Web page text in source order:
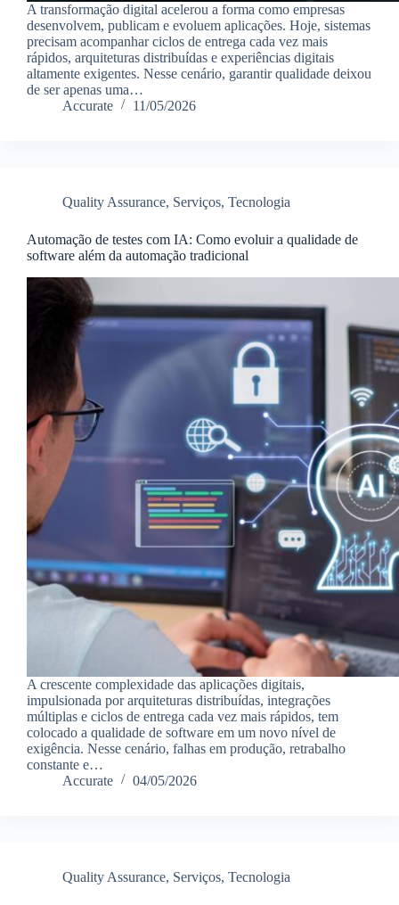
A transformação digital acelerou a forma como empresas
desenvolvem, publicam e evoluem aplicações. Hoje, sistemas
precisam acompanhar ciclos de entrega cada vez mais
rápidos, arquiteturas distribuídas e experiências digitais
altamente exigentes. Nesse cenário, garantir qualidade deixou
de ser apenas uma…
Accurate
11/05/2026
Quality Assurance, Serviços, Tecnologia
Automação de testes com IA: Como evoluir a qualidade de
software além da automação tradicional
A crescente complexidade das aplicações digitais,
impulsionada por arquiteturas distribuídas, integrações
múltiplas e ciclos de entrega cada vez mais rápidos, tem
colocado a qualidade de software em um novo nível de
exigência. Nesse cenário, falhas em produção, retrabalho
constante e…
Accurate
04/05/2026
Quality Assurance, Serviços, Tecnologia